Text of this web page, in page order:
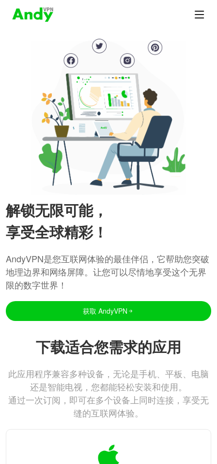
解锁无限可能，
享受全球精彩！
AndyVPN是您互联网体验的最佳伴侣，它帮助您突破
地理边界和网络屏障。让您可以尽情地享受这个无界
限的数字世界！
获取 AndyVPN
下载适合您需求的应用
此应用程序兼容多种设备，无论是手机、平板、电脑
还是智能电视，您都能轻松安装和使用。
通过一次订阅，即可在多个设备上同时连接，享受无
缝的互联网体验。